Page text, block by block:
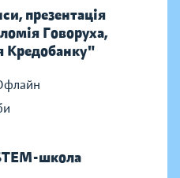
презентація
Говоруха,
Кредобанку"
школа